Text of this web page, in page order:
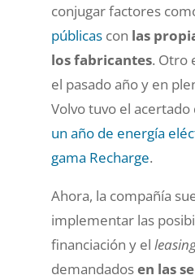
conjugar factores
públicascon las
los fabricantes. Otro
el pasado año y en
Volvo tuvo el
un año de energía
gama Recharge.
Ahora, la compañía
implementar las
financiación y el
demandadosen las